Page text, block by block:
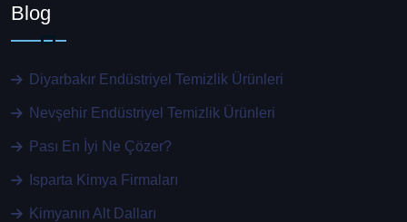
Blog
Diyarbakır Endüstriyel Temizlik Ürünleri
Nevşehir Endüstriyel Temizlik Ürünleri
Pası En İyi Ne Çözer?
Isparta Kimya Firmaları
Kimyanın Alt Dalları